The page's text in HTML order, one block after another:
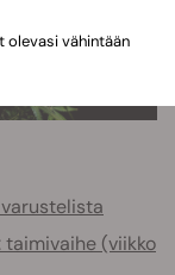
(viikko
olevasi vähintään